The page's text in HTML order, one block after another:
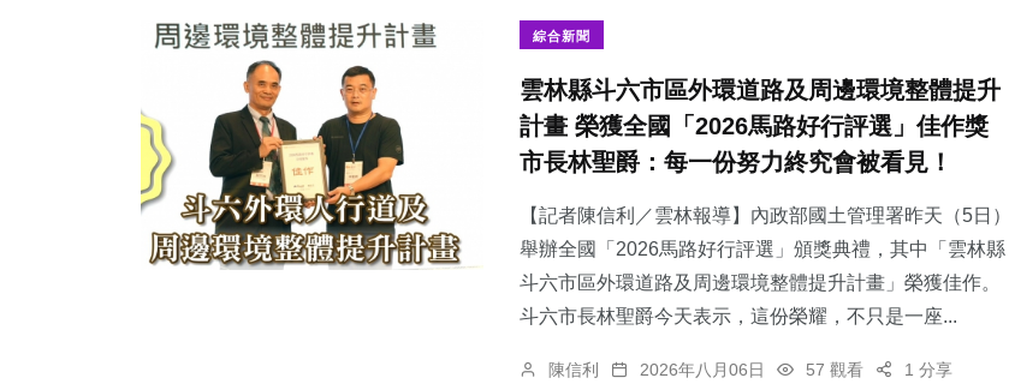
綜合新聞
雲林縣斗六市區外環道路及周邊環境整體提升
計畫 榮獲全國「2026馬路好行評選」佳作獎
市長林聖爵：每一份努力終究會被看見！
【記者陳信利／雲林報導】內政部國土管理署昨天（5日）
舉辦全國「2026馬路好行評選」頒獎典禮，其中「雲林縣
斗六市區外環道路及周邊環境整體提升計畫」榮獲佳作。
斗六市長林聖爵今天表示，這份榮耀，不只是一座...
陳信利 2026年八月06日 57 觀看 1 分享